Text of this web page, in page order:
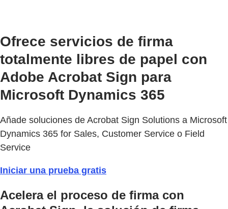
Ofrece servicios de firma
totalmente libres de papel con
Adobe Acrobat Sign para
Microsoft Dynamics 365
Añade soluciones de Acrobat Sign Solutions a Microsoft
Dynamics 365 for Sales, Customer Service o Field
Service
Iniciar una prueba gratis
Acelera el proceso de firma con